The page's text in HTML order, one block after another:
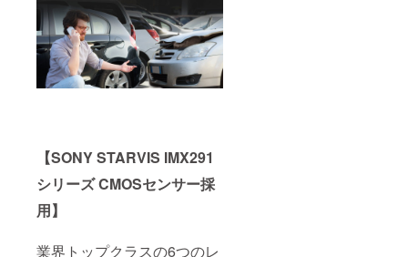
【SONY STARVIS IMX291
シリーズ CMOSセンサー採
用】
業界トップクラスの6つのレ